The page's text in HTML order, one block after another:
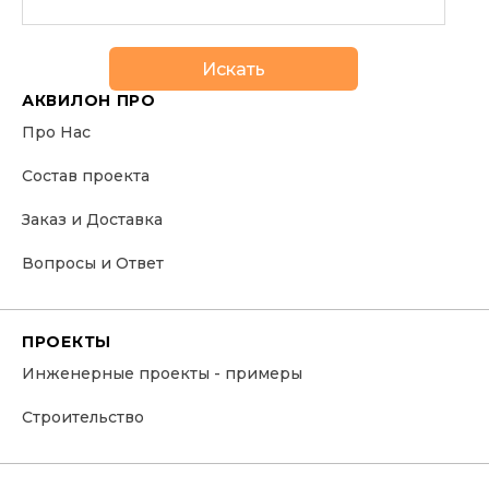
Искать
АКВИЛОН ПРО
Про Нас
Состав проекта
Заказ и Доставка
Вопросы и Ответ
ПРОЕКТЫ
Инженерные проекты - примеры
Строительство